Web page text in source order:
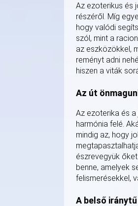
Az ezoterikus és
részéről. Míg
hogy valódi
szól, mint a
az eszközökkel,
reményt adni
hiszen a viták
Az út
Az ezoterika és
harmónia felé.
mindig az, hogy
észrevegyük
benne, amelyek
felismerésekkel,
A belső